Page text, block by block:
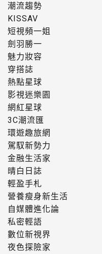
潮流趨勢
KISSAV
短視頻一姐
劍羽勝一
魅力妝容
穿搭誌
熱點星球
影視迷樂園
網紅星球
3C潮流匯
環遊趣旅網
駕馭新勢力
金融生活家
晴白日誌
輕盈手札
營養瘦身新生活
自媒體進化論
私密輕語
數位新視界
夜色探險家